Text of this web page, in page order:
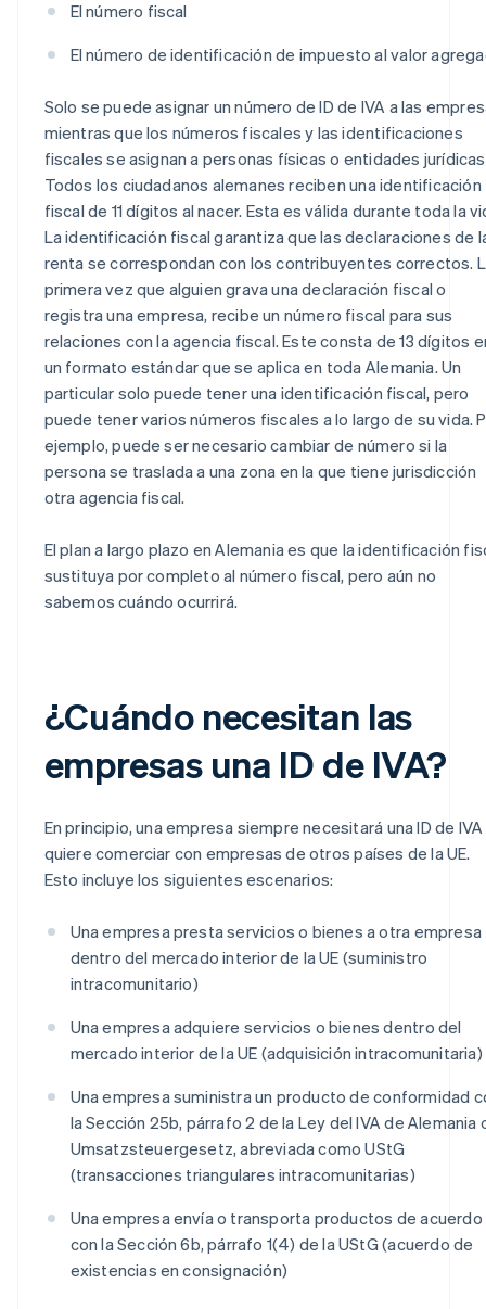
El número fiscal
El número de identificación de impuesto al valor
Solo se puede asignar un número de ID de IVA a las
mientras que los números fiscales y las identificaciones
fiscales se asignan a personas físicas o entidades
Todos los ciudadanos alemanes reciben una identificación
fiscal de 11 dígitos al nacer. Esta es válida durante toda la
La identificación fiscal garantiza que las declaraciones de
renta se correspondan con los contribuyentes correctos.
primera vez que alguien grava una declaración fiscal o
registra una empresa, recibe un número fiscal para sus
relaciones con la agencia fiscal. Este consta de 13 dígitos
un formato estándar que se aplica en toda Alemania. Un
particular solo puede tener una identificación fiscal, pero
puede tener varios números fiscales a lo largo de su vida.
ejemplo, puede ser necesario cambiar de número si la
persona se traslada a una zona en la que tiene jurisdicción
otra agencia fiscal.
El plan a largo plazo en Alemania es que la identificación
sustituya por completo al número fiscal, pero aún no
sabemos cuándo ocurrirá.
¿Cuándo necesitan las
empresas una ID de IVA?
En principio, una empresa siempre necesitará una ID de
quiere comerciar con empresas de otros países de la UE.
Esto incluye los siguientes escenarios:
Una empresa presta servicios o bienes a otra empresa
dentro del mercado interior de la UE (suministro
intracomunitario)
Una empresa adquiere servicios o bienes dentro del
mercado interior de la UE (adquisición intracomunitaria)
Una empresa suministra un producto de conformidad
la Sección 25b, párrafo 2 de la Ley del IVA de Alemania
Umsatzsteuergesetz, abreviada como UStG
(transacciones triangulares intracomunitarias)
Una empresa envía o transporta productos de acuerdo
con la Sección 6b, párrafo 1(4) de la UStG (acuerdo de
existencias en consignación)